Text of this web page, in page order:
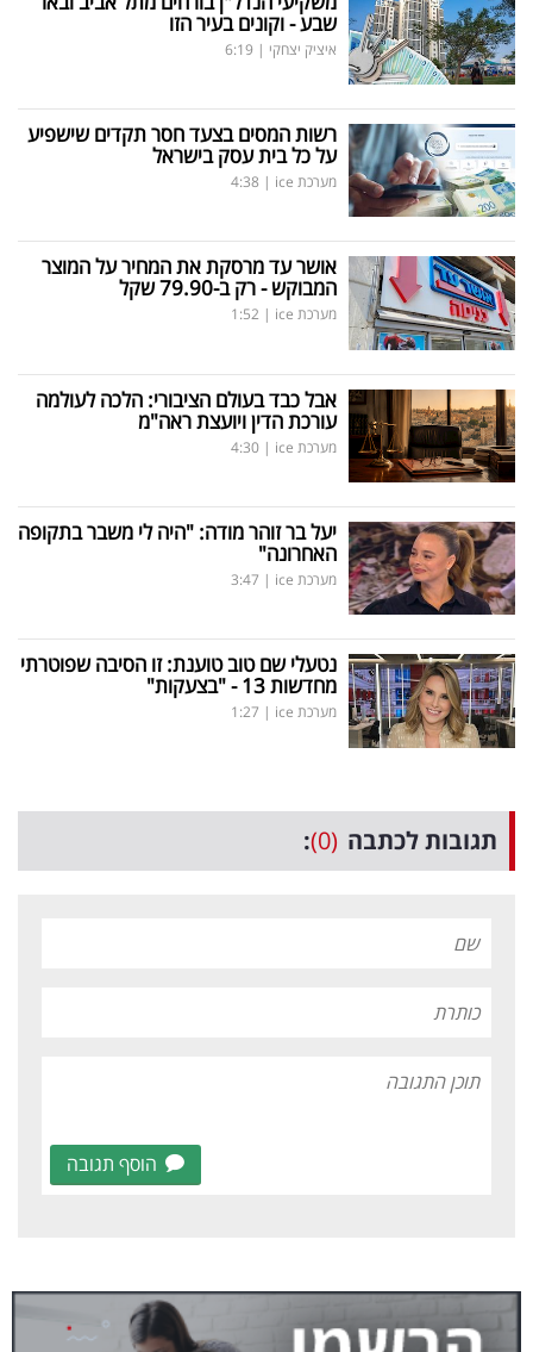
פרסמו
באייס
עקבו
אחרינו:
שבע - וקונים בעיר הזו
איציק יצחקי |
6:19
רשות המסים בצעד חסר תקדים שישפיע
על כל בית עסק בישראל
מערכת ice |
4:38
אושר עד מרסקת את המחיר על המוצר
המבוקש - רק ב-79.90 שקל
מערכת ice |
1:52
אבל כבד בעולם הציבורי: הלכה לעולמה
עורכת הדין ויועצת ראה"מ
מערכת ice |
4:30
יעל בר זוהר מודה: "היה לי משבר בתקופה
האחרונה"
מערכת ice |
3:47
נטעלי שם טוב טוענת: זו הסיבה שפוטרתי
מחדשות 13 - "בצעקות"
מערכת ice |
1:27
תגובות לכתבה (0)
:
הוסף תגובה